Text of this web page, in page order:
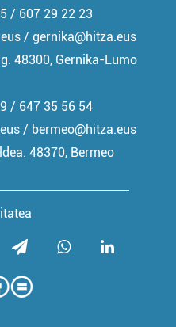
/ 607 29 22 23
/ gernika@hitza.eus
48300, Gernika-Lumo
/ 647 35 56 54
/ bermeo@hitza.eus
48370, Bermeo